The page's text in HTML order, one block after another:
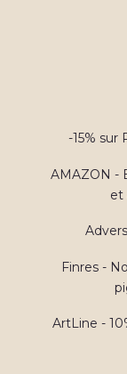
-15% sur
AMAZON -
et
Finres -
ArtLine -